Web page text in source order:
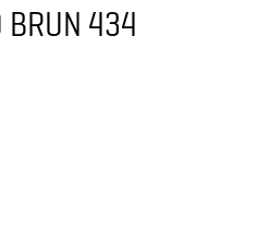
BRUN 434